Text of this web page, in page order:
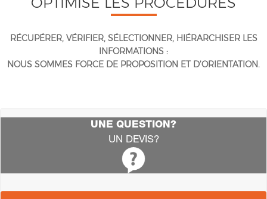
RÉCUPÉRER, VÉRIFIER, SÉLECTIONNER, HIÉRARCHISER LES
INFORMATIONS :
NOUS SOMMES FORCE DE PROPOSITION ET D’ORIENTATION.
UNE QUESTION?
UN DEVIS?